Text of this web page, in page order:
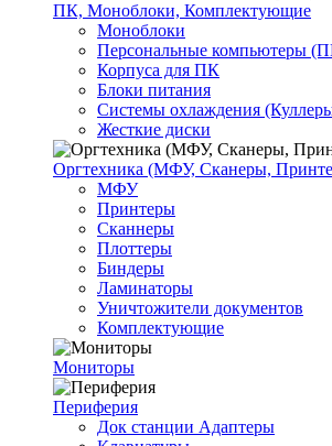
ПК, Моноблоки, Комплектующие
Моноблоки
Персональные компьютеры
Корпуса для ПК
Блоки питания
Системы охлаждения
Жесткие диски
Оргтехника (МФУ, Сканеры,
МФУ
Принтеры
Сканнеры
Плоттеры
Биндеры
Ламинаторы
Уничтожители документов
Комплектующие
Мониторы
Периферия
Док станции Адаптеры